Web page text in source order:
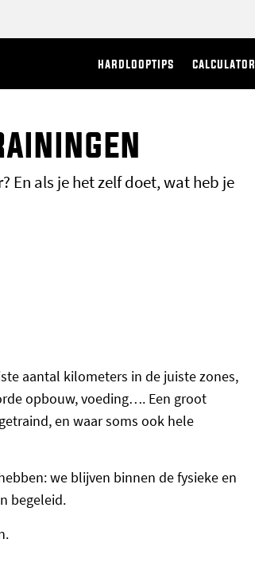
hardlooptips calculator
En als je het zelf doet, wat heb je
aantal kilometers in de juiste zones,
opbouw, voeding…. Een groot
en waar soms ook hele
we blijven binnen de fysieke en
begeleid.